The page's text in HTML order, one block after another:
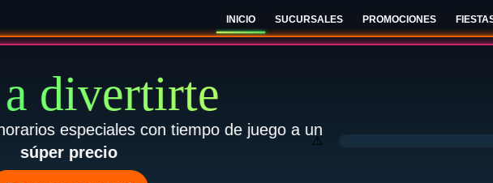
INICIO SUCURSALES PROMOCIONES
Oceanía
en el tercer piso
Encuentra tu sucursal